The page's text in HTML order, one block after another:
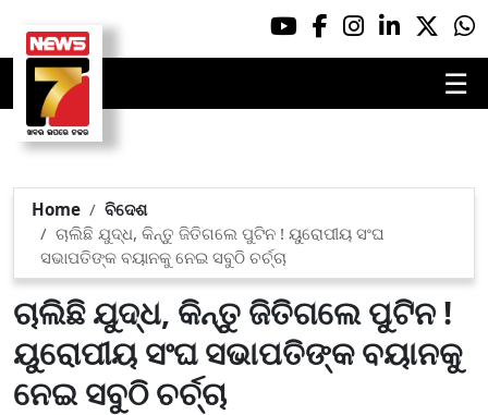
☰
Home
ବିଦେଶ
ଚାଲିଛି ଯୁଦ୍ଧ, କିନ୍ତୁ ଜିତିଗଲେ ପୁଟିନ ! ୟୁରୋପୀୟ ସଂଘ
ସଭାପତିଙ୍କ ବୟାନକୁ ନେଇ ସବୁଠି ଚର୍ଚ୍ଚା
ଚାଲିଛି ଯୁଦ୍ଧ, କିନ୍ତୁ ଜିତିଗଲେ ପୁଟିନ !
ୟୁରୋପୀୟ ସଂଘ ସଭାପତିଙ୍କ ବୟାନକୁ
ନେଇ ସବୁଠି ଚର୍ଚ୍ଚା